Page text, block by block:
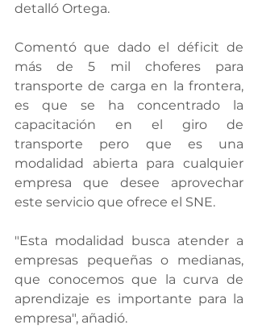
detalló Ortega.
Comentó que dado el déficit de
más de 5 mil choferes para
transporte de carga en la frontera,
es que se ha concentrado la
capacitación en el giro de
transporte pero que es una
modalidad abierta para cualquier
empresa que desee aprovechar
este servicio que ofrece el SNE.
"Esta modalidad busca atender a
empresas pequeñas o medianas,
que conocemos que la curva de
aprendizaje es importante para la
empresa", añadió.